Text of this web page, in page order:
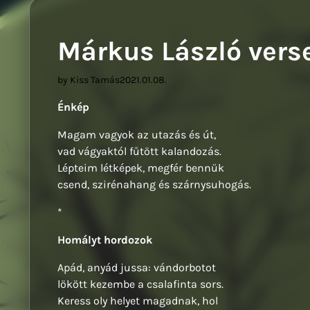
Márkus László
by Kiss Tamás2021.01.08.
Énkép
Magam vagyok az utazás és út,
vad vágyaktól fűtött kalandozás.
Lépteim létképek, megfér bennük
csend, szirénahang és szárnysuhogás.
*
Homályt hordozok
Apád, anyád jussa: vándorbotot
lökött kezembe a csalafinta sors.
Keress oly helyet magadnak, hol